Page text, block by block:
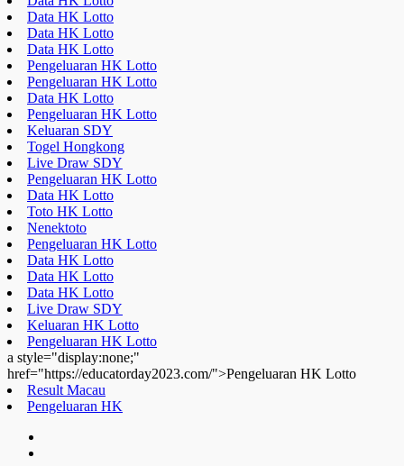
Data HK Lotto
Data HK Lotto
Data HK Lotto
Pengeluaran HK Lotto
Pengeluaran HK Lotto
Data HK Lotto
Pengeluaran HK Lotto
Keluaran SDY
Togel Hongkong
Live Draw SDY
Pengeluaran HK Lotto
Data HK Lotto
Toto HK Lotto
Nenektoto
Pengeluaran HK Lotto
Data HK Lotto
Data HK Lotto
Data HK Lotto
Live Draw SDY
Keluaran HK Lotto
Pengeluaran HK Lotto
a style="display:none;"
href="https://educatorday2023.com/">Pengeluaran HK Lotto
Result Macau
Pengeluaran HK